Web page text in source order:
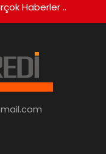
Haberler ..